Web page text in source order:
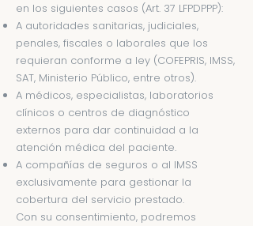
en los siguientes casos (Art. 37 LFPDPPP):
A autoridades sanitarias, judiciales,
penales, fiscales o laborales que los
requieran conforme a ley (COFEPRIS, IMSS,
SAT, Ministerio Público, entre otros).
A médicos, especialistas, laboratorios
clínicos o centros de diagnóstico
externos para dar continuidad a la
atención médica del paciente.
A compañías de seguros o al IMSS
exclusivamente para gestionar la
cobertura del servicio prestado.
Con su consentimiento, podremos